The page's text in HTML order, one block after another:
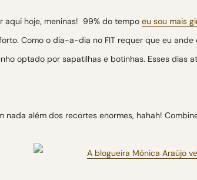
aqui hoje, meninas! 99% do tempo eu sou mais
Como o dia-a-dia no FIT requer que eu
optado por sapatilhas e botinhas. Esses dias
nada além dos recortes enormes, hahah!